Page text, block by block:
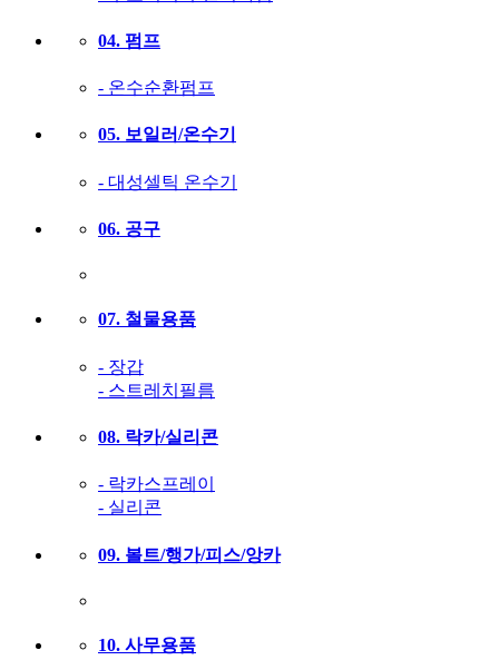
04. 펌프
- 온수순환펌프
05. 보일러/온수기
- 대성셀틱 온수기
06. 공구
07. 철물용품
- 장갑
- 스트레치필름
08. 락카/실리콘
- 락카스프레이
- 실리콘
09. 볼트/행가/피스/앙카
10. 사무용품